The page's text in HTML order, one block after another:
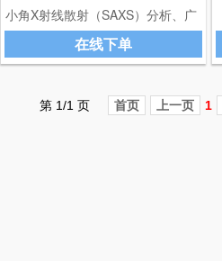
小角X射线散射（SAXS）分析、广
角X射线散射（WAXS）分析
在线下单
第 1/1 页 首页 上一页 1